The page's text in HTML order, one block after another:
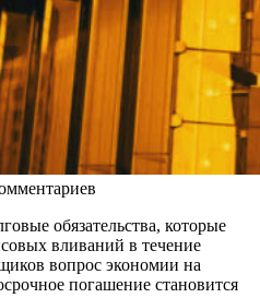
обязательства, которые
вливаний в течение
вопрос экономии на
погашение становится